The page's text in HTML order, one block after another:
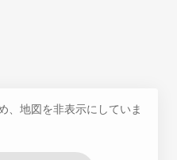
、地図を非表示にしていま